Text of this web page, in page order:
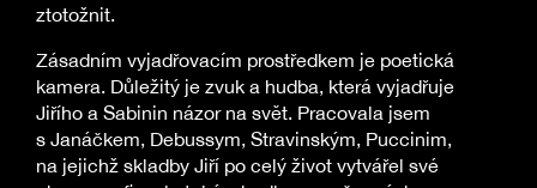
ztotožnit.
Zásadním vyjadřovacím prostředkem je poetická
kamera. Důležitý je zvuk a hudba, která vyjadřuje
Jiřího a Sabinin názor na svět. Pracovala jsem
s Janáčkem, Debussym, Stravinským, Puccinim,
na jejichž skladby Jiří po celý život vytvářel své